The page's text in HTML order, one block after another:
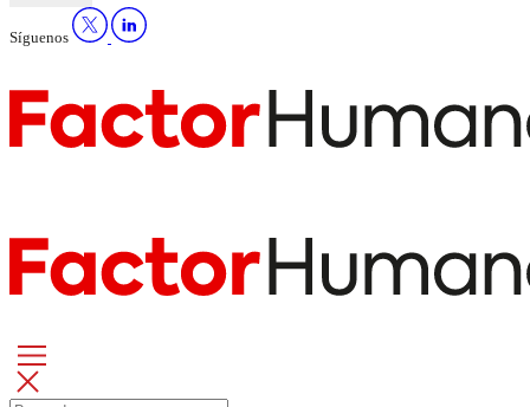
Síguenos